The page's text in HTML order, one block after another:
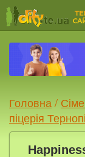
Головна /
піцерія